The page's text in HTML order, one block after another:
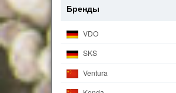
Бренды
VDO
SKS
Ventura